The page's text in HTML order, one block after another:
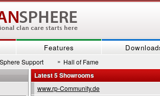
Features
Support » Hall of Fame
Latest 5 Showrooms
www.rp-Community.de